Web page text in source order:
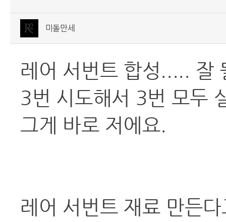
미돌만세
레어 서번트 합성..... 잘
3번 시도해서 3번 모두
그게 바로 저에요.
레어 서번트 재료 만든